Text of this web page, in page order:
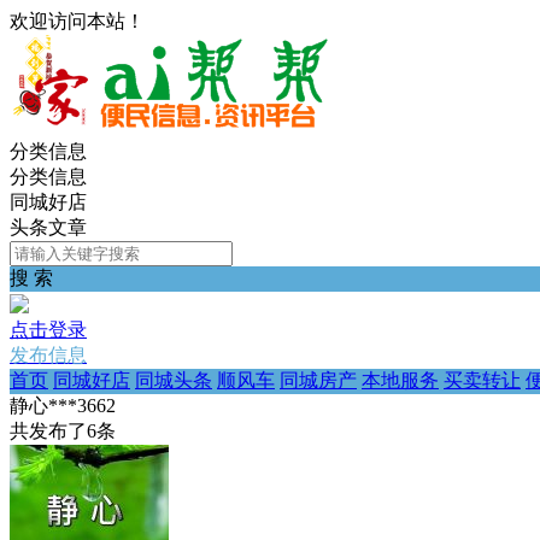
欢迎访问本站！
分类信息
分类信息
同城好店
头条文章
搜 索
点击登录
发布信息
首页 同城好店 同城头条 顺风车 同城房产 本地服务 买卖转让
静心***3662
共发布了6条